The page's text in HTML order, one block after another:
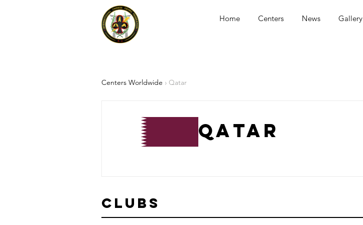
Home Centers News Gallery
Centers Worldwide › Qatar
Qatar
Clubs